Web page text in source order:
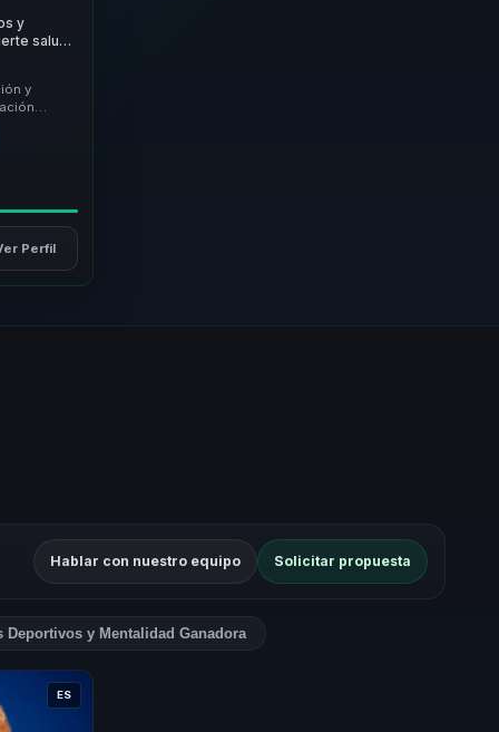
y
salud
y
de
Perfil
Hablar con nuestro equipo Solicitar propuesta
Deportivos y Mentalidad Ganadora
ES